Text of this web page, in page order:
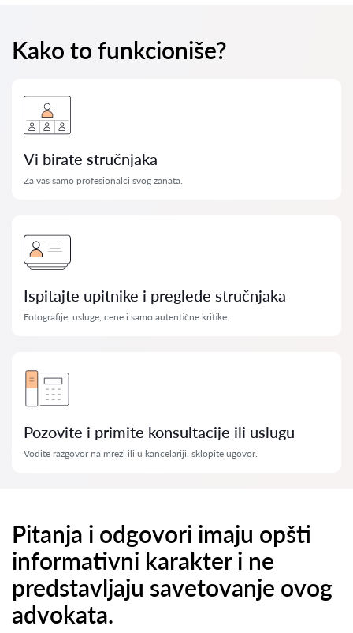
Kako to funkcioniše?
Vi birate stručnjaka
Za vas samo profesionalci svog zanata.
Ispitajte upitnike i preglede stručnjaka
Fotografije, usluge, cene i samo autentične kritike.
Pozovite i primite konsultacije ili uslugu
Vodite razgovor na mreži ili u kancelariji, sklopite ugovor.
Pitanja i odgovori imaju opšti
informativni karakter i ne
predstavljaju savetovanje ovog
advokata.